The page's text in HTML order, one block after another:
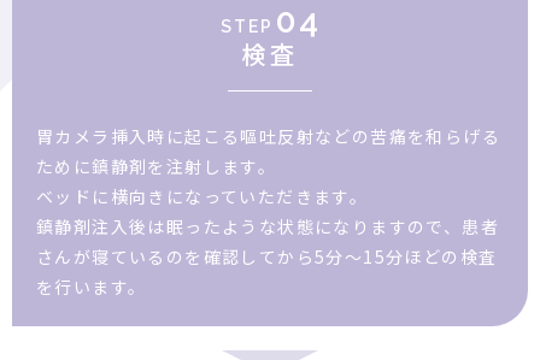
STEP 04
検査
胃カメラ挿入時に起こる嘔吐反射などの苦痛を和らげる
ために鎮静剤を注射します。
ベッドに横向きになっていただきます。
鎮静剤注入後は眠ったような状態になりますので、患者
さんが寝ているのを確認してから5分～15分ほどの検査
を行います。